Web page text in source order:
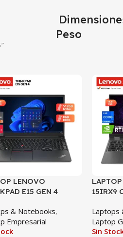
Peso
LENOVO
E15 GEN 4
SSD, 15.6″ FHD
& Notebooks,
Empresarial
SALE
15IRX9
512GB
Laptops
Laptop
Sin